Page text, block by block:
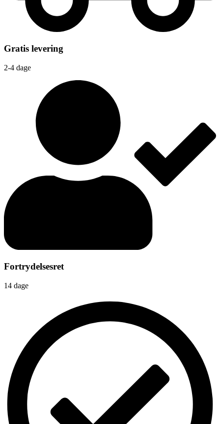
Gratis levering
2-4 dage
Fortrydelsesret
14 dage